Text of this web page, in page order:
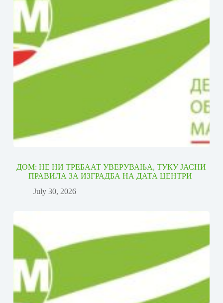
ДОМ: НЕ НИ ТРЕБААТ УВЕРУВАЊА, ТУКУ ЈАСНИ
ПРАВИЛА ЗА ИЗГРАДБА НА ДАТА ЦЕНТРИ
July 30, 2026